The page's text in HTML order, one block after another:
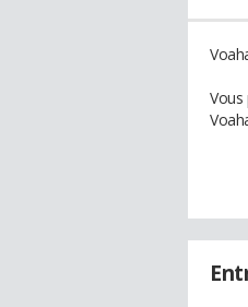
Vous